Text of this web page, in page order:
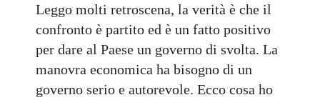
Leggo molti retroscena, la verità è che il
confronto è partito ed è un fatto positivo
per dare al Paese un governo di svolta. La
manovra economica ha bisogno di un
governo serio e autorevole. Ecco cosa ho